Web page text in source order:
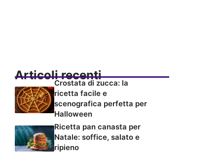
Articoli recenti
Crostata di zucca: la
ricetta facile e
scenografica perfetta per
Halloween
Ricetta pan canasta per
Natale: soffice, salato e
ripieno